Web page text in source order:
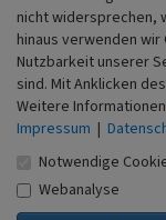
Mehr
Bierkulturfinden
(Kai-William
und
Kulturarbeit,
2016)
nicht widersprechen,
hinaus verwenden
Nutzbarkeit unserer
sind. Mit Anklicken
Weitere
Impressum |
Notwendige
Webanalyse